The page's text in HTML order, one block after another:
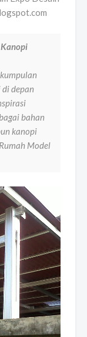
depan
bahan
kanopi
Model